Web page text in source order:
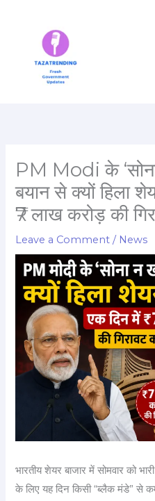
PM Modi के
बयान से क्यों हिला
₹7 लाख करोड़ की
Leave a Comment / News
भारतीय शेयर बाजार में सोमवार को
के लिए यह दिन किसी “ब्लैक मंडे” से